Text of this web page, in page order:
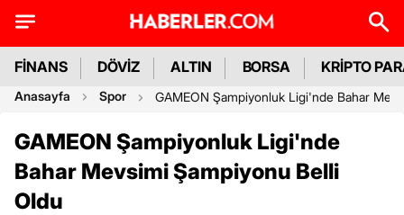
FİNANS DÖVİZ ALTIN BORSA KRİPTO
Anasayfa Spor GAMEON Şampiyonluk Ligi'nde Bahar
GAMEON Şampiyonluk Ligi'nde
Bahar Mevsimi Şampiyonu Belli
Oldu